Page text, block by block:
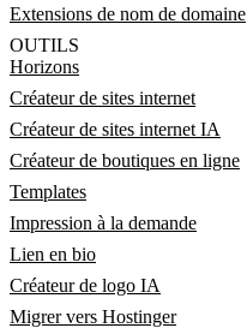
Extensions de nom de domaine
OUTILS
Horizons
Créateur de sites internet
Créateur de sites internet IA
Créateur de boutiques en ligne
Templates
Impression à la demande
Lien en bio
Créateur de logo IA
Migrer vers Hostinger